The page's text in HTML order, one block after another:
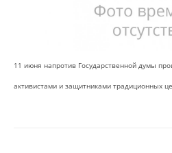
11 июня напротив Государственной думы
активистами и защитниками традиционных